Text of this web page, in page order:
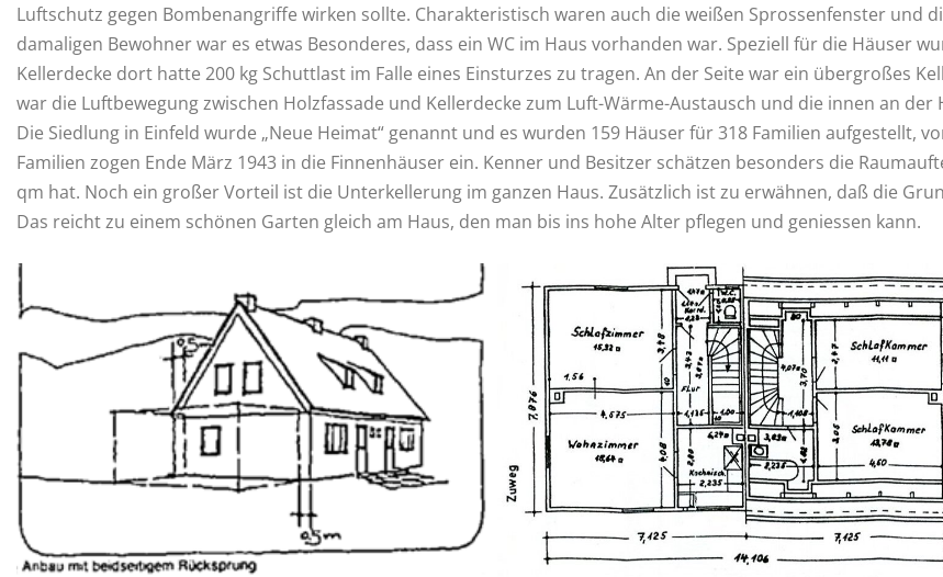
Luftschutz gegen Bombenangriffe wirken sollte. Charakteristisch waren auch die weißen Sprossenfenster und
damaligen Bewohner war es etwas Besonderes, dass ein WC im Haus vorhanden war. Speziell für die Häuser
Kellerdecke dort hatte 200 kg Schuttlast im Falle eines Einsturzes zu tragen. An der Seite war ein übergroßes
war die Luftbewegung zwischen Holzfassade und Kellerdecke zum Luft-Wärme-Austausch und die innen an
Die Siedlung in Einfeld wurde „Neue Heimat“ genannt und es wurden 159 Häuser für 318 Familien aufgestellt,
Familien zogen Ende März 1943 in die Finnenhäuser ein. Kenner und Besitzer schätzen besonders die
qm hat. Noch ein großer Vorteil ist die Unterkellerung im ganzen Haus. Zusätzlich ist zu erwähnen, daß die
Das reicht zu einem schönen Garten gleich am Haus, den man bis ins hohe Alter pflegen und geniessen kann.